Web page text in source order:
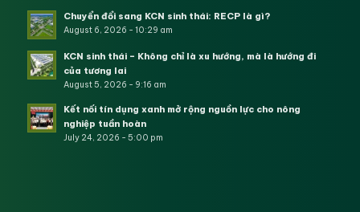
Chuyển đổi sang KCN sinh thái: RECP là gì?
August 6, 2026 - 10:29 am
KCN sinh thái – Không chỉ là xu hướng, mà là hướng đi
của tương lai
August 5, 2026 - 9:16 am
Kết nối tín dụng xanh mở rộng nguồn lực cho nông
nghiệp tuần hoàn
July 24, 2026 - 5:00 pm